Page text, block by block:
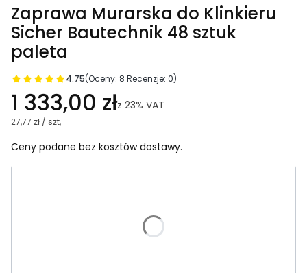
Zaprawa Murarska do Klinkieru
Sicher Bautechnik 48 sztuk
paleta
4.75(Oceny: 8 Recenzje: 0)
1 333,00 złz 23% VAT
27,77 zł / szt,
Ceny podane bez kosztów dostawy.